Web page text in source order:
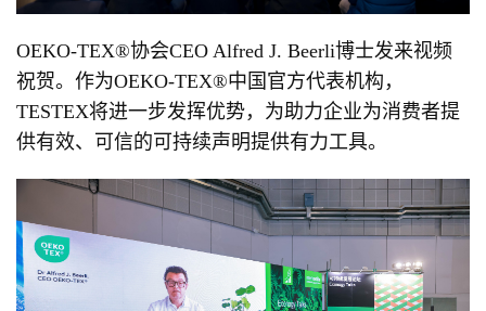
OEKO-TEX®协会CEO Alfred J. Beerli博士发来视频
祝贺。作为OEKO-TEX®中国官方代表机构，
TESTEX将进一步发挥优势，为助力企业为消费者提
供有效、可信的可持续声明提供有力工具。